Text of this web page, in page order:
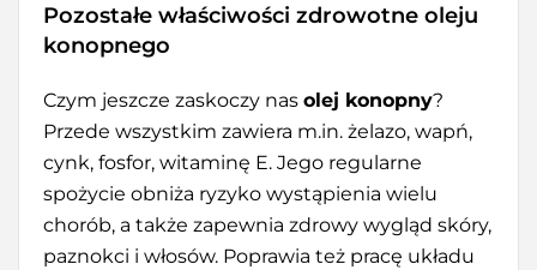
Pozostałe właściwości zdrowotne oleju
konopnego
Czym jeszcze zaskoczy nas olej konopny?
Przede wszystkim zawiera m.in. żelazo, wapń,
cynk, fosfor, witaminę E. Jego regularne
spożycie obniża ryzyko wystąpienia wielu
chorób, a także zapewnia zdrowy wygląd skóry,
paznokci i włosów. Poprawia też pracę układu